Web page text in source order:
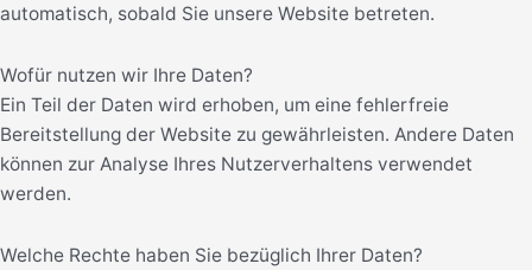
automatisch, sobald Sie unsere Website betreten.
Wofür nutzen wir Ihre Daten?
Ein Teil der Daten wird erhoben, um eine fehlerfreie
Bereitstellung der Website zu gewährleisten. Andere Daten
können zur Analyse Ihres Nutzerverhaltens verwendet
werden.
Welche Rechte haben Sie bezüglich Ihrer Daten?